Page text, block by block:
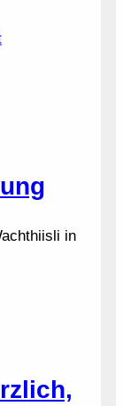
in